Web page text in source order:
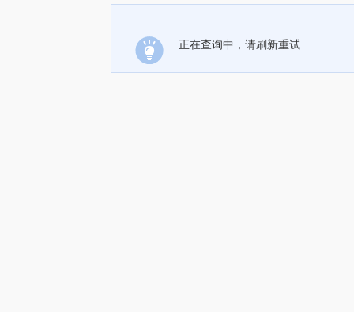
正在查询中，请刷新重试